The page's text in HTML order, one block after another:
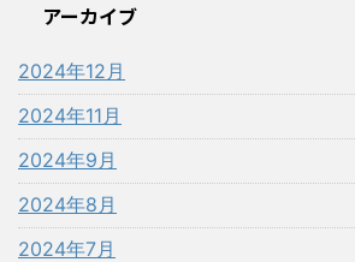
アーカイブ
2024年12月
2024年11月
2024年9月
2024年8月
2024年7月